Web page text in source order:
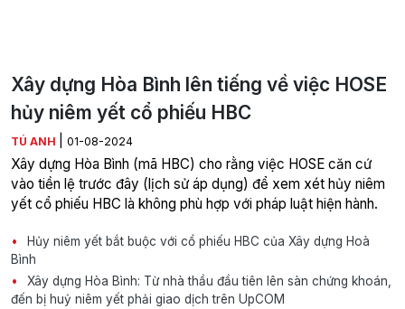
Xây dựng Hòa Bình lên tiếng về việc HOSE
hủy niêm yết cổ phiếu HBC
TÚ ANH 01-08-2024
Xây dựng Hòa Bình (mã HBC) cho rằng việc HOSE căn cứ
vào tiền lệ trước đây (lịch sử áp dụng) để xem xét hủy niêm
yết cổ phiếu HBC là không phù hợp với pháp luật hiện hành.
Hủy niêm yết bắt buộc với cổ phiếu HBC của Xây dựng Hoà
Bình
Xây dựng Hòa Bình: Từ nhà thầu đầu tiên lên sàn chứng khoán,
đến bị huỷ niêm yết phải giao dịch trên UpCOM